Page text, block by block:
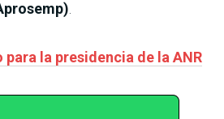
la presidencia de la ANR